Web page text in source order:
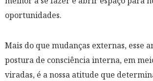
oportunidades.
Mais do que mudanças externas, esse
postura de consciência interna, em
viradas, é a nossa atitude que